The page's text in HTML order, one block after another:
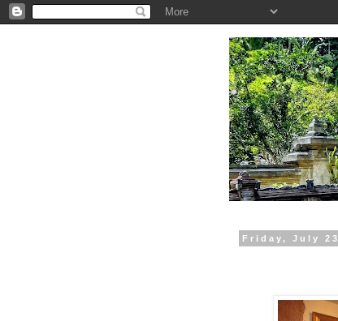
.
Friday, July